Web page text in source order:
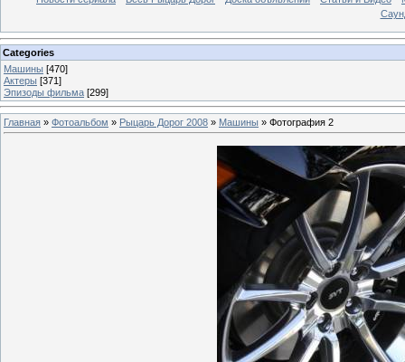
Categories
Машины [470]
Актеры [371]
Эпизоды фильма [299]
Главная » Фотоальбом » Рыцарь Дорог 2008 » Машины » Фотография 2